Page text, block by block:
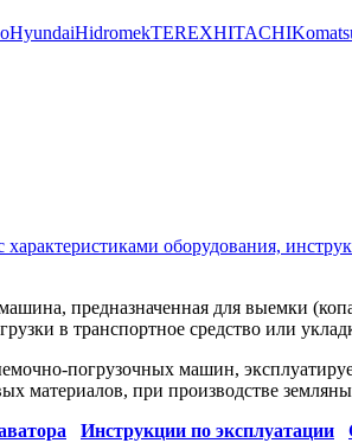
HyundaiHidromekTEREXHITACHI
характеристиками оборудования,
предназначенная для выемки
в транспортное средство или
погрузочных машин,
материалов, при производстве
Инструкции по эксплуатации